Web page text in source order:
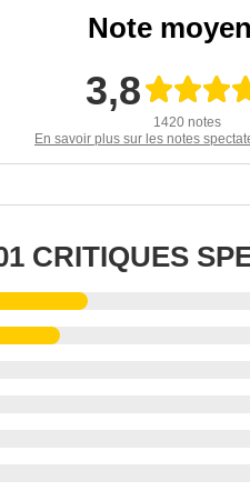
Note
3,8
1420 notes
En savoir plus sur les notes
CRITIQUES